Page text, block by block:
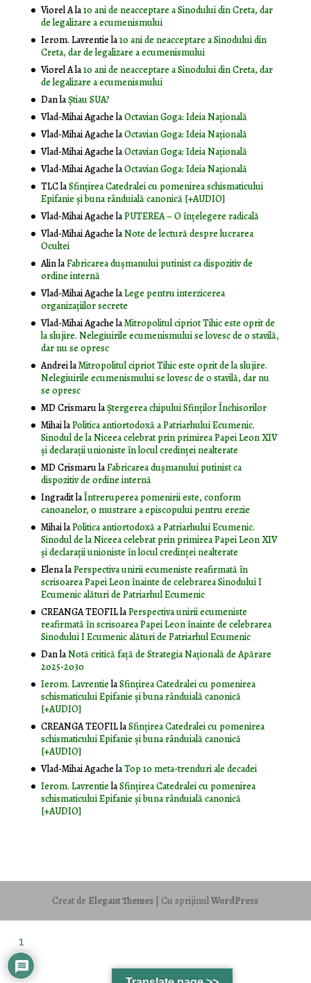
Viorel Ala10 ani de neacceptare a Sinodului din Creta, dar
de legalizare a ecumenismului
Ierom. Lavrentiela10 ani de neacceptare a Sinodului din
Creta, dar de legalizare a ecumenismului
Viorel Ala10 ani de neacceptare a Sinodului din Creta, dar
de legalizare a ecumenismului
DanlaȘtiau SUA?
Vlad-Mihai AgachelaOctavian Goga: Ideia Naţională
Vlad-Mihai AgachelaOctavian Goga: Ideia Naţională
Vlad-Mihai AgachelaOctavian Goga: Ideia Naţională
Vlad-Mihai AgachelaOctavian Goga: Ideia Naţională
TLClaSfințirea Catedralei cu pomenirea schismaticului
Epifanie și buna rânduială canonică [+AUDIO]
Vlad-Mihai AgachelaPUTEREA – O înţelegere radicală
Vlad-Mihai AgachelaNote de lectură despre lucrarea
Ocultei
AlinlaFabricarea dușmanului putinist ca dispozitiv de
ordine internă
Vlad-Mihai AgachelaLege pentru interzicerea
organizaţiilor secrete
Vlad-Mihai AgachelaMitropolitul cipriot Tihic este oprit de
la slujire. Nelegiuirile ecumenismului se lovesc de o stavilă,
dar nu se opresc
AndreilaMitropolitul cipriot Tihic este oprit de la slujire.
Nelegiuirile ecumenismului se lovesc de o stavilă, dar nu
se opresc
MD CrismarulaŞtergerea chipului Sfinţilor Închisorilor
MihailaPolitica antiortodoxă a Patriarhului Ecumenic.
Sinodul de la Niceea celebrat prin primirea Papei Leon XIV
și declarații unioniste în locul credinței nealterate
MD CrismarulaFabricarea dușmanului putinist ca
dispozitiv de ordine internă
IngraditlaÎntreruperea pomenirii este, conform
canoanelor, o mustrare a episcopului pentru erezie
MihailaPolitica antiortodoxă a Patriarhului Ecumenic.
Sinodul de la Niceea celebrat prin primirea Papei Leon XIV
și declarații unioniste în locul credinței nealterate
ElenalaPerspectiva unirii ecumeniste reafirmată în
scrisoarea Papei Leon înainte de celebrarea Sinodului I
Ecumenic alături de Patriarhul Ecumenic
CREANGA TEOFILlaPerspectiva unirii ecumeniste
reafirmată în scrisoarea Papei Leon înainte de celebrarea
Sinodului I Ecumenic alături de Patriarhul Ecumenic
DanlaNotă critică faţă de Strategia Naţională de Apărare
2025-2030
Ierom. LavrentielaSfințirea Catedralei cu pomenirea
schismaticului Epifanie și buna rânduială canonică
[+AUDIO]
CREANGA TEOFILlaSfințirea Catedralei cu pomenirea
schismaticului Epifanie și buna rânduială canonică
[+AUDIO]
Vlad-Mihai AgachelaTop 10 meta-trenduri ale decadei
Ierom. LavrentielaSfințirea Catedralei cu pomenirea
schismaticului Epifanie și buna rânduială canonică
[+AUDIO]
Creat de Elegant Themes | Cu sprijinulWordPress
1